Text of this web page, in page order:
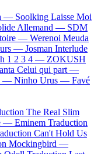
— Soolking Laisse Moi
Allemand — SDM
— Werenoi Meuda
— Josman Interlude
1 2 3 4 — ZOKUSH
Celui qui part —
— Ninho Urus — Favé
The Real Slim
— Eminem Traduction
Can't Hold Us
Mockingbird —